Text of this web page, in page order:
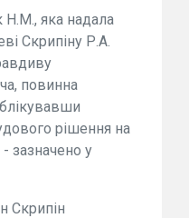
Н.М., яка надала
Скрипіну Р.А.
повинна
рішення на
зазначено у
Скрипін